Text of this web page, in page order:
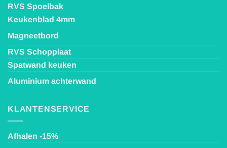
RVS Spoelbak
Keukenblad 4mm
Magneetbord
RVS Schopplaat
Spatwand keuken
Aluminium achterwand
KLANTENSERVICE
Afhalen -15%